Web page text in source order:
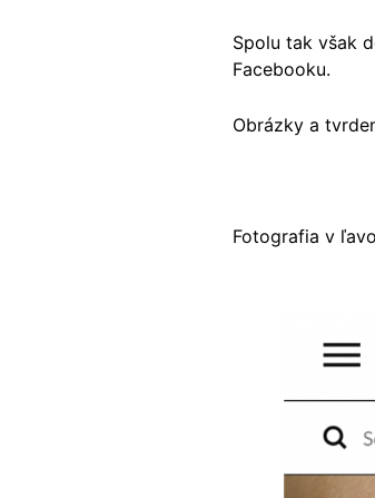
Spolu tak však
Facebooku.
Obrázky a
Fotografia v